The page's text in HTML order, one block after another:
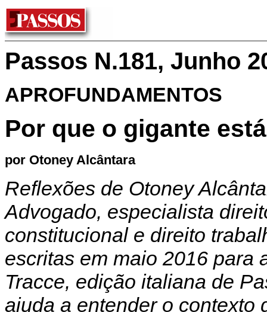
Passos N.181, Junho
APROFUNDAMENTOS
Por que o gigante
por Otoney Alcântara
Reflexões de Otoney
Advogado, especialista
constitucional e direito
escritas em maio 2016 para
Tracce, edição italiana de
ajuda a entender o contexto